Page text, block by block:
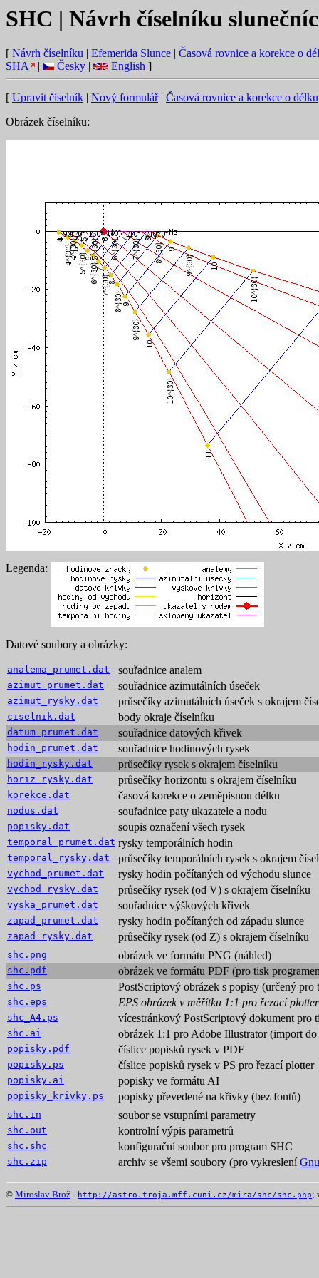
SHC | Návrh číselníku
[ Návrh číselníku | Efemerida Slunce | Časová rovnice a korekce o
SHA
| Česky | English ]
[ Upravit číselník | Nový formulář| Časová rovnice a korekce o délku
Obrázek číselníku:
Legenda:
Datové soubory a obrázky:
analema_prumet.dat souřadnice analem
azimut_prumet.dat souřadnice azimutálních úseček
azimut_rysky.dat průsečíky azimutálních úseček s okrajem
ciselnik.dat body okraje číselníku
datum_prumet.dat souřadnice datových křivek
hodin_prumet.dat souřadnice hodinových rysek
hodin_rysky.dat průsečíky rysek s okrajem číselníku
horiz_rysky.dat průsečíky horizontu s okrajem číselníku
korekce.dat časová korekce o zeměpisnou délku
nodus.dat souřadnice paty ukazatele a nodu
popisky.dat soupis označení všech rysek
temporal_prumet.dat rysky temporálních hodin
temporal_rysky.dat průsečíky temporálních rysek s okrajem
vychod_prumet.dat rysky hodin počítaných od východu slunce
vychod_rysky.dat průsečíky rysek (od V) s okrajem číselníku
vyska_prumet.dat souřadnice výškových křivek
zapad_prumet.dat rysky hodin počítaných od západu slunce
zapad_rysky.dat průsečíky rysek (od Z) s okrajem číselníku
shc.png obrázek ve formátu PNG (náhled)
shc.pdf obrázek ve formátu PDF (pro tisk
shc.ps PostScriptový obrázek s popisy (určený pro
shc.eps EPS obrázek v měřítku 1:1 pro řezací plotter
shc_A4.ps vícestránkový PostScriptový dokument pro
shc.ai obrázek 1:1 pro Adobe Illustrator (import
popisky.pdf číslice popisků rysek v PDF
popisky.ps číslice popisků rysek v PS pro řezací plotter
popisky.ai popisky ve formátu AI
popisky_krivky.ps popisky převedené na křivky (bez fontů)
shc.in soubor se vstupními parametry
shc.out kontrolní výpis parametrů
shc.shc konfigurační soubor pro program SHC
shc.zip archiv se všemi soubory (pro vykreslení
© Miroslav Brož - http://astro.troja.mff.cuni.cz/mira/shc/shc.php;